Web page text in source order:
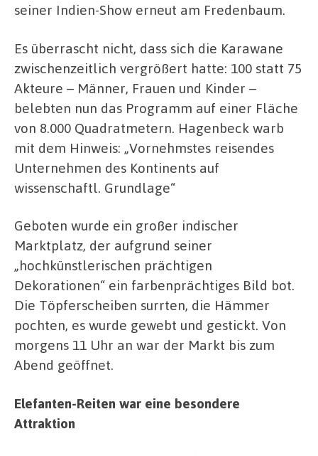
seiner Indien-Show erneut am Fredenbaum.
Es überrascht nicht, dass sich die Karawane
zwischenzeitlich vergrößert hatte: 100 statt 75
Akteure – Männer, Frauen und Kinder –
belebten nun das Programm auf einer Fläche
von 8.000 Quadratmetern. Hagenbeck warb
mit dem Hinweis: „Vornehmstes reisendes
Unternehmen des Kontinents auf
wissenschaftl. Grundlage“
Geboten wurde ein großer indischer
Marktplatz, der aufgrund seiner
„hochkünstlerischen prächtigen
Dekorationen“ ein farbenprächtiges Bild bot.
Die Töpferscheiben surrten, die Hämmer
pochten, es wurde gewebt und gestickt. Von
morgens 11 Uhr an war der Markt bis zum
Abend geöffnet.
Elefanten-Reiten war eine besondere
Attraktion